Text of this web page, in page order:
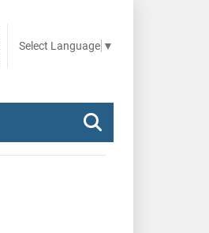
Select Language ▼